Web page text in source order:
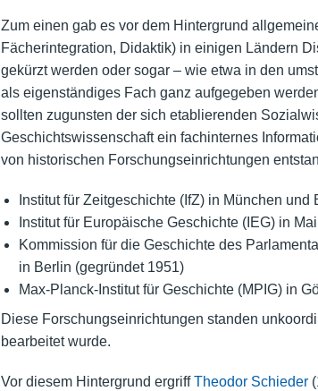
Zum einen gab es vor dem Hintergrund
Fächerintegration, Didaktik) in einigen Ländern
gekürzt werden oder sogar – wie etwa in den
als eigenständiges Fach ganz aufgegeben
sollten zugunsten der sich etablierenden
Geschichtswissenschaft ein fachinternes
von historischen Forschungseinrichtungen
Institut für Zeitgeschichte (IfZ)in München und
Institut für Europäische Geschichte (IEG) in
Kommission für die Geschichte des
in Berlin (gegründet 1951)
Max-Planck-Institut für Geschichte (MPIG) in
Diese Forschungseinrichtungen standen
bearbeitet wurde.
Vor diesem Hintergrund ergriffTheodor Schieder